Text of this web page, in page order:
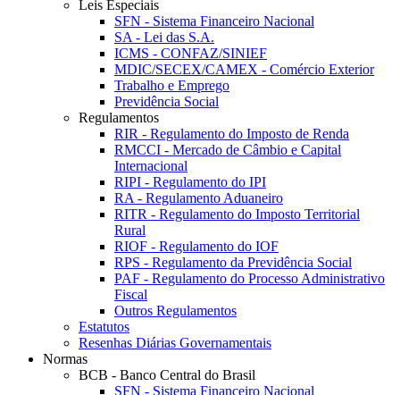
Leis Especiais
SFN - Sistema Financeiro Nacional
SA - Lei das S.A.
ICMS - CONFAZ/SINIEF
MDIC/SECEX/CAMEX - Comércio Exterior
Trabalho e Emprego
Previdência Social
Regulamentos
RIR - Regulamento do Imposto de Renda
RMCCI - Mercado de Câmbio e Capital
Internacional
RIPI - Regulamento do IPI
RA - Regulamento Aduaneiro
RITR - Regulamento do Imposto Territorial
Rural
RIOF - Regulamento do IOF
RPS - Regulamento da Previdência Social
PAF - Regulamento do Processo Administrativo
Fiscal
Outros Regulamentos
Estatutos
Resenhas Diárias Governamentais
Normas
BCB - Banco Central do Brasil
SFN - Sistema Financeiro Nacional